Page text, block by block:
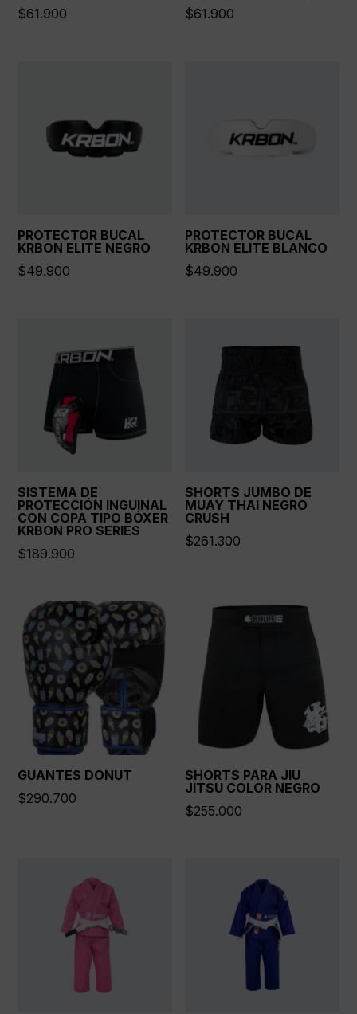
$61.900
$61.900
PROTECTOR BUCAL
KRBON ELITE NEGRO
$49.900
PROTECTOR BUCAL
KRBON ELITE BLANCO
$49.900
SISTEMA DE
PROTECCIÓN INGUINAL
CON COPA TIPO BÓXER
KRBON PRO SERIES
$189.900
SHORTS JUMBO DE
MUAY THAI NEGRO
CRUSH
$261.300
GUANTES DONUT
$290.700
SHORTS PARA JIU
JITSU COLOR NEGRO
$255.000